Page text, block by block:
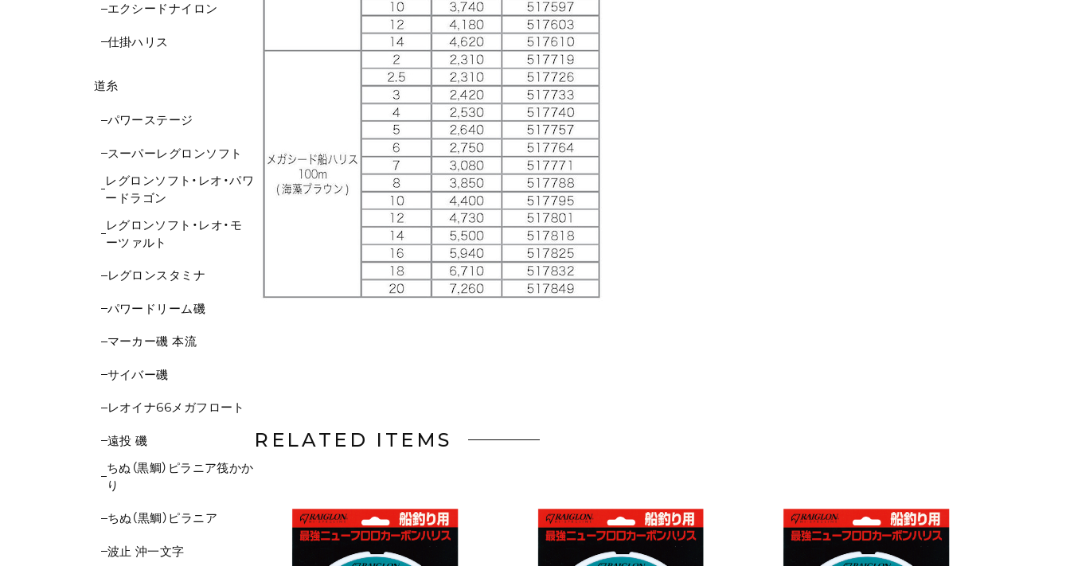
エクシードナイロン
仕掛ハリス
道糸
パワーステージ
スーパーレグロンソフト
レグロンソフト・レオ・パワ
ードラゴン
レグロンソフト・レオ・モ
ーツァルト
レグロンスタミナ
パワードリーム磯
マーカー磯 本流
サイバー磯
レオイナ66メガフロート
遠投 磯
ちぬ（黒鯛）ピラニア筏かか
り
ちぬ（黒鯛）ピラニア
波止 沖一文字
RELATED ITEMS